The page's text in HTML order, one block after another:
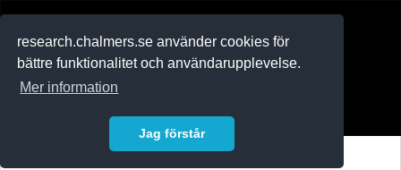
research.chalmers.se använder cookies för
bättre funktionalitet och användarupplevelse.
Mer information
Jag förstår